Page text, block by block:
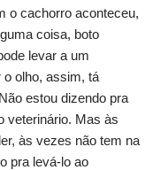
o cachorro aconteceu,
coisa, boto
levar a um
o olho, assim, tá
estou dizendo pra
veterinário. Mas às
às vezes não tem na
pra levá-lo ao